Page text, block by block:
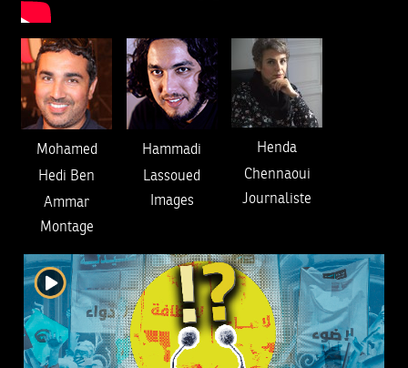
Mohamed
Hedi Ben
Ammar
Montage
Hammadi
Lassoued
Images
Henda
Chennaoui
Journaliste